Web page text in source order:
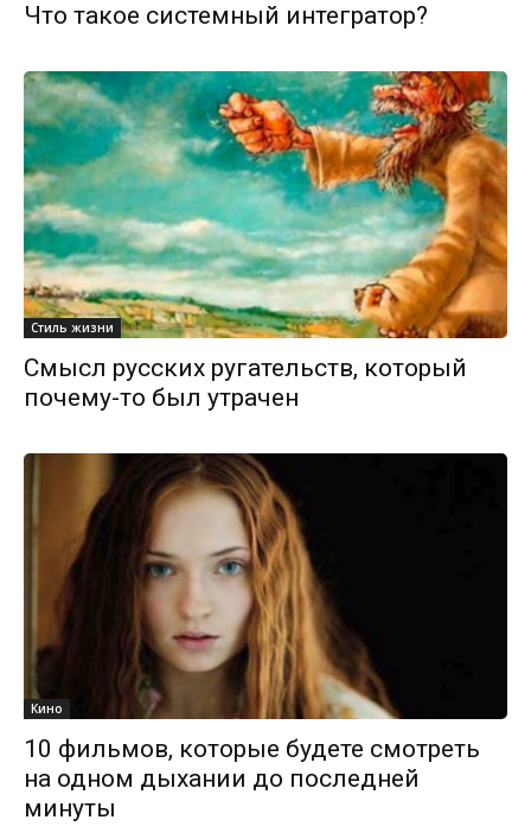
Что такое системный интегратор?
Стиль жизни
Смысл русских ругательств, который
почему-то был утрачен
Кино
10 фильмов, которые будете смотреть
на одном дыхании до последней
минуты